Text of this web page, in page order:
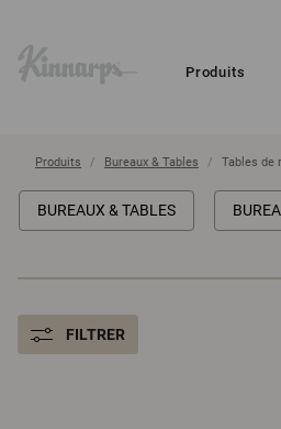
Produits
Produits Bureaux & Tables Tables de
BUREAUX & TABLES
FILTRER